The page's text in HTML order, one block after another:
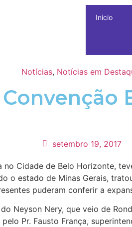
Inicio
Notícias, Notícias em
setembro 19, 2017
Cidade de Belo Horizonte,
o estado de Minas Gerais,
puderam conferir a
Neyson Nery, que veio de
Pr. Fausto França,